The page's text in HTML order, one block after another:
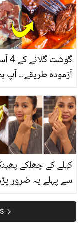
آزمودہ طریقے۔۔ آپ
بتائے راز
کیلے کے چھلکے
سے پہلے یہ ضرور
سستا اور قدرتی حل